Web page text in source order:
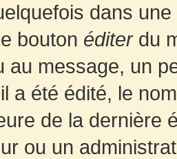
dans
bouton éditerdu
au message, un
a été édité, le
de la dernière
ou un